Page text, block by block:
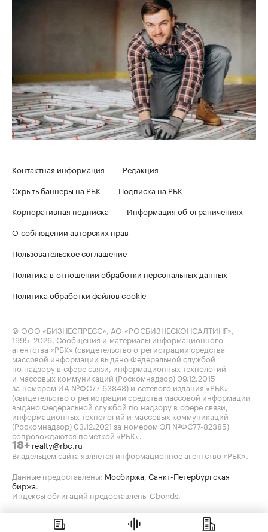
Контактная информация
Редакция
Скрыть баннеры на РБК
Подписка на РБК
Корпоративная подписка
Информация об ограничениях
О соблюдении авторских прав
Пользовательское соглашение
Политика в отношении обработки персональных данных
Политика обработки файлов cookie
© ООО «БИЗНЕСПРЕСС», АО «РОСБИЗНЕСКОНСАЛТИНГ»,
1995–2026 . Сообщения и материалы информационного
агентства «РБК» (свидетельство о регистрации средства
массовой информации выдано Федеральной службой
по надзору в сфере связи, информационных технологий
и массовых коммуникаций (Роскомнадзор) 09.12.2015
за номером ИА №ФС77-63848) и сетевого издания «РБК»
(свидетельство о регистрации средства массовой информации
выдано Федеральной службой по надзору в сфере связи,
информационных технологий и массовых коммуникаций
(Роскомнадзор) 03.12.2021 за номером ЭЛ №ФС77-82385)
сопровождаются пометкой «РБК».
18+ realty@rbc.ru
Владельцем сайта является информационное агентство «РБК».
Данные предоставлены: Мосбиржа Санкт-Петербургская
биржа
Индексы облигаций предоставлены Cbonds.